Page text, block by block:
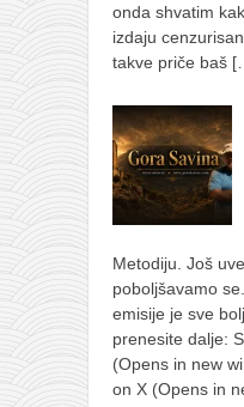
onda shvatim
izdaju
takve priče baš
Metodiju. Još
poboljšavamo
emisije je sve
prenesite dalje:
(Opens in new
on X (Opens in